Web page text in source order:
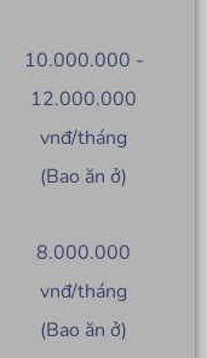
10.000.000 -
12.000.000
vnđ/tháng
(Bao ăn ở)
8.000.000
vnđ/tháng
(Bao ăn ở)